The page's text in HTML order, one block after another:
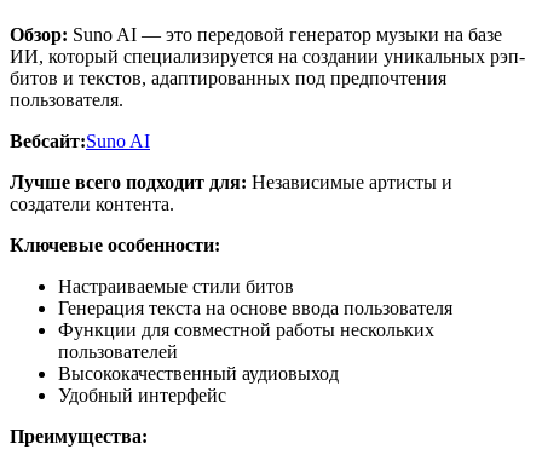
Обзор: Suno AI — это передовой генератор музыки на базе
ИИ, который специализируется на создании уникальных рэп-
битов и текстов, адаптированных под предпочтения
пользователя.
Вебсайт:Suno AI
Лучше всего подходит для: Независимые артисты и
создатели контента.
Ключевые особенности:
Настраиваемые стили битов
Генерация текста на основе ввода пользователя
Функции для совместной работы нескольких
пользователей
Высококачественный аудиовыход
Удобный интерфейс
Преимущества: